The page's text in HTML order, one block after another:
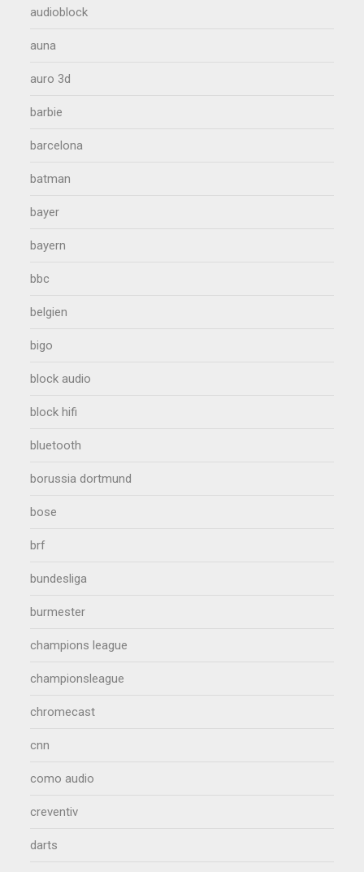
audioblock
auna
auro 3d
barbie
barcelona
batman
bayer
bayern
bbc
belgien
bigo
block audio
block hifi
bluetooth
borussia dortmund
bose
brf
bundesliga
burmester
champions league
championsleague
chromecast
cnn
como audio
creventiv
darts